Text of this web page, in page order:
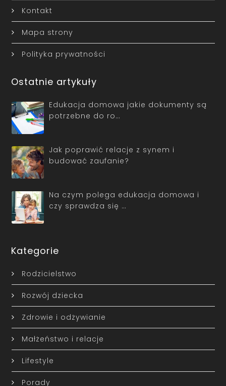
Kontakt
Mapa strony
Polityka prywatności
Ostatnie artykuły
Edukacja domowa jakie dokumenty są
potrzebne do ro…
Jak poprawić relacje z synem i
budować zaufanie?
Na czym polega edukacja domowa i
czy sprawdza się …
Kategorie
Rodzicielstwo
Rozwój dziecka
Zdrowie i odżywianie
Małżeństwo i relacje
Lifestyle
Porady